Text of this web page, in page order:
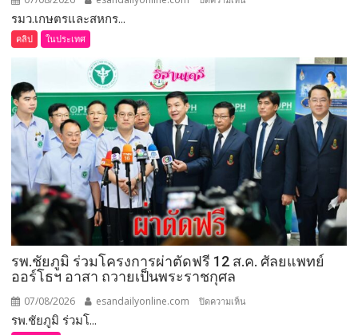
สหกรณ์
ลงพื้น
ที่
จังหวัด
เลย
มอบ
5
สั่ง
การ
รมว.เกษตรและสหกร...
คลิป ในประเทศ
รพ.ชัยภูมิ ร่วมโครงการผ่าตัดฟรี 12 ส.ค. ศัลยแพทย์
ออร์โธฯ อาสา ถวายเป็นพระราชกุศล
07/08/2026 esandailyonline.com ปิดความเห็น
รพ.ชัยภูมิ ร่วมโ...